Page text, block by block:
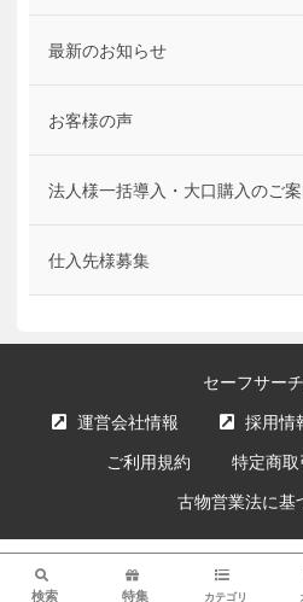
最新のお知らせ
お客様の声
法人様一括導入・大口購入のご
仕入先様募集
セーフサー
運営会社情報 採用情
ご利用規約 特定商
古物営業法に基
複製、無断転載を禁
検索 特集 カテゴリ